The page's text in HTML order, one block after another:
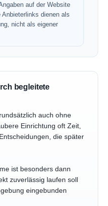
auf der Website
dienen als
nicht als eigener
begleitete
auch ohne
Einrichtung oft Zeit,
die später
ist besonders dann
zuverlässig laufen soll
eingebunden